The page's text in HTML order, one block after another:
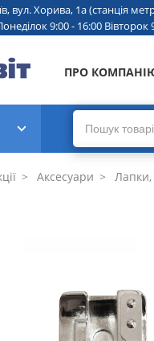
вул. Хорива, 1а (станція
9:00 - 16:00
ПРО
Аксесуари Лапки,